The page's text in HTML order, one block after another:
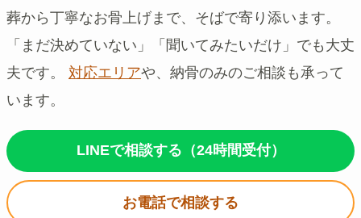
葬から丁寧なお骨上げまで、そばで寄り添います。
「まだ決めていない」「聞いてみたいだけ」でも大丈
夫です。 対応エリアや、納骨のみのご相談も承って
います。
LINEで相談する（24時間受付）
お電話で相談する